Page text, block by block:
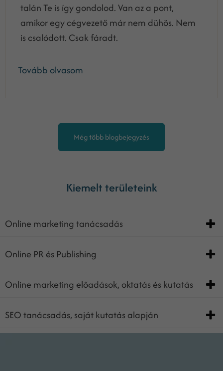
talán Te is így gondolod. Van az a pont,
amikor egy cégvezető már nem dühös. Nem
is csalódott. Csak fáradt.
Tovább olvasom
Még több blogbejegyzés
Kiemelt területeink
Online marketing tanácsadás
Online PR és Publishing
Online marketing előadások, oktatás és kutatás
SEO tanácsadás, saját kutatás alapján